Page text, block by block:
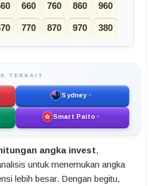
660 760 860 960
770 870 970 380
TERKAIT
Sydney
Smart Paito
angka invest,
untuk menemukan angka
lebih besar. Dengan begitu,